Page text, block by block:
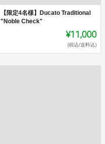
【限定4名様】Ducato Traditional
"Noble Check"
¥11,000
(税込/送料込)